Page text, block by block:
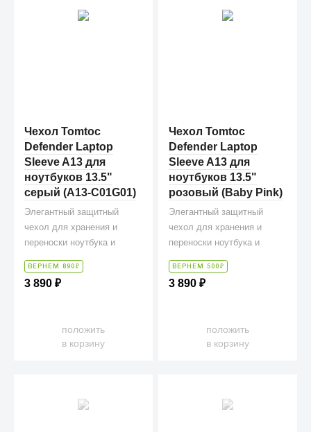
Чехол Tomtoc
Defender Laptop
Sleeve A13 для
ноутбуков 13.5"
серый (A13-C01G01)
Элегантный защитный
чехол для хранения и
переноски ноутбука и
ВЕРНЕМ 890 ₽
3 890₽
положить
в корзину
Чехол Tomtoc
Defender Laptop
Sleeve A13 для
ноутбуков 13.5"
розовый (Baby Pink)
Элегантный защитный
чехол для хранения и
переноски ноутбука и
ВЕРНЕМ 500 ₽
3 890₽
положить
в корзину